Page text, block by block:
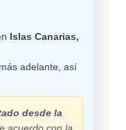
Islas Canarias,
adelante, así
desde la